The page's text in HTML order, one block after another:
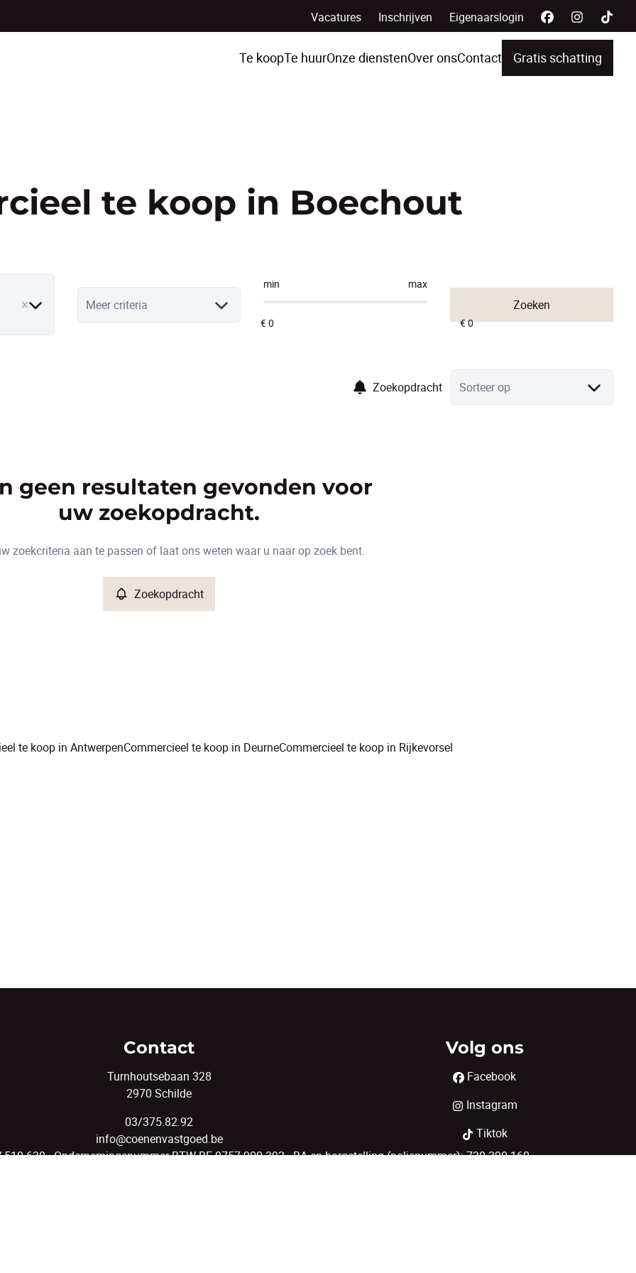
Vacatures Inschrijven Eigenaarslogin
Te koopTe huurOnze dienstenOver onsContact Gratis schatting
te koop in Boechout
Meer criteria
min max
Zoeken
Zoekopdracht Sorteer op
geen resultaten gevonden voor
uw zoekopdracht.
zoekcriteria aan te passen of laat ons weten waar u naar op zoek bent.
Zoekopdracht
te koop in AntwerpenCommercieel te koop in DeurneCommercieel te koop in Rijkevorsel
Contact
Turnhoutsebaan 328
2970 Schilde
03/375.82.92
info@coenenvastgoed.be
Volg ons
Facebook
Instagram
Tiktok
- Ondernemingsnummer BTW-BE 0757.900.392 - BA en borgstelling (polisnummer): 730.390.160